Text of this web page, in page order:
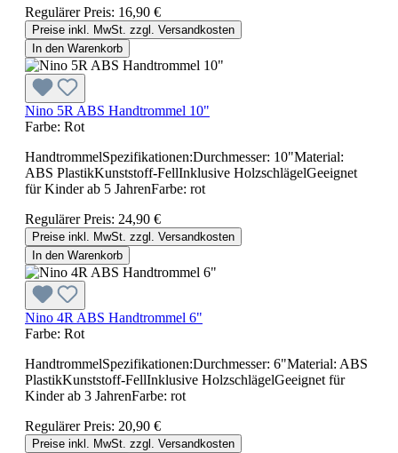
Regulärer Preis: 16,90 €
Preise inkl. MwSt. zzgl. Versandkosten
In den Warenkorb
Nino 5R ABS Handtrommel 10"
Farbe: Rot
HandtrommelSpezifikationen:Durchmesser: 10"Material:
ABS PlastikKunststoff-FellInklusive HolzschlägelGeeignet
für Kinder ab 5 JahrenFarbe: rot
Regulärer Preis: 24,90 €
Preise inkl. MwSt. zzgl. Versandkosten
In den Warenkorb
Nino 4R ABS Handtrommel 6"
Farbe: Rot
HandtrommelSpezifikationen:Durchmesser: 6"Material: ABS
PlastikKunststoff-FellInklusive HolzschlägelGeeignet für
Kinder ab 3 JahrenFarbe: rot
Regulärer Preis: 20,90 €
Preise inkl. MwSt. zzgl. Versandkosten